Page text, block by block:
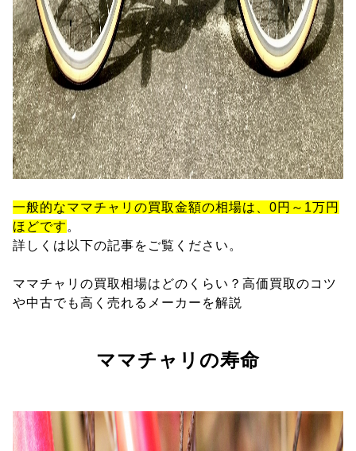
一般的なママチャリの買取金額の相場は、0円～1万円
ほどです 。
詳しくは以下の記事をご覧ください。
ママチャリの買取相場はどのくらい？高価買取のコツ
や中古でも高く売れるメーカーを解説
ママチャリの寿命